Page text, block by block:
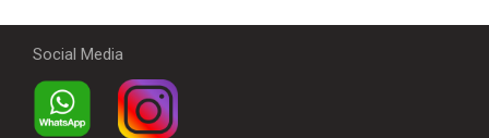
Social Media